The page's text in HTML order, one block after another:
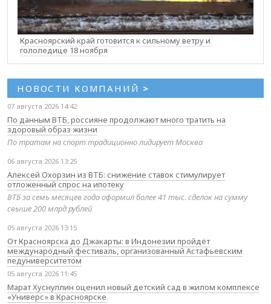
Красноярский край готовится к сильному ветру и
гололедице 18 ноября
НОВОСТИ КОМПАНИЙ >
07 августа 2026 14:42
По данным ВТБ, россияне продолжают много тратить на
здоровый образ жизни
По тратам на спорт традиционно лидирует Москва
06 августа 2026 13:25
Алексей Охорзин из ВТБ: снижение ставок стимулирует
отложенный спрос на ипотеку
ВТБ за семь месяцев года оформил более 41 тыс. сделок на сумму
свыше 200 млрд рублей
05 августа 2026 13:15
От Красноярска до Джакарты: в Индонезии пройдёт
международный фестиваль, организованный Астафьевским
педуниверситетом
05 августа 2026 11:45
Марат Хуснуллин оценил новый детский сад в жилом комплексе
«Универс» в Красноярске